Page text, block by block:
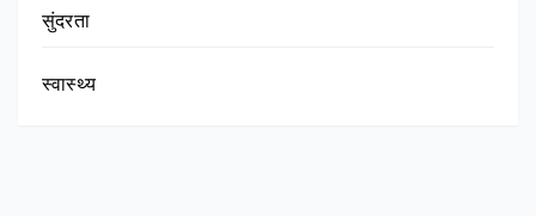
सुंदरता
स्वास्थ्य